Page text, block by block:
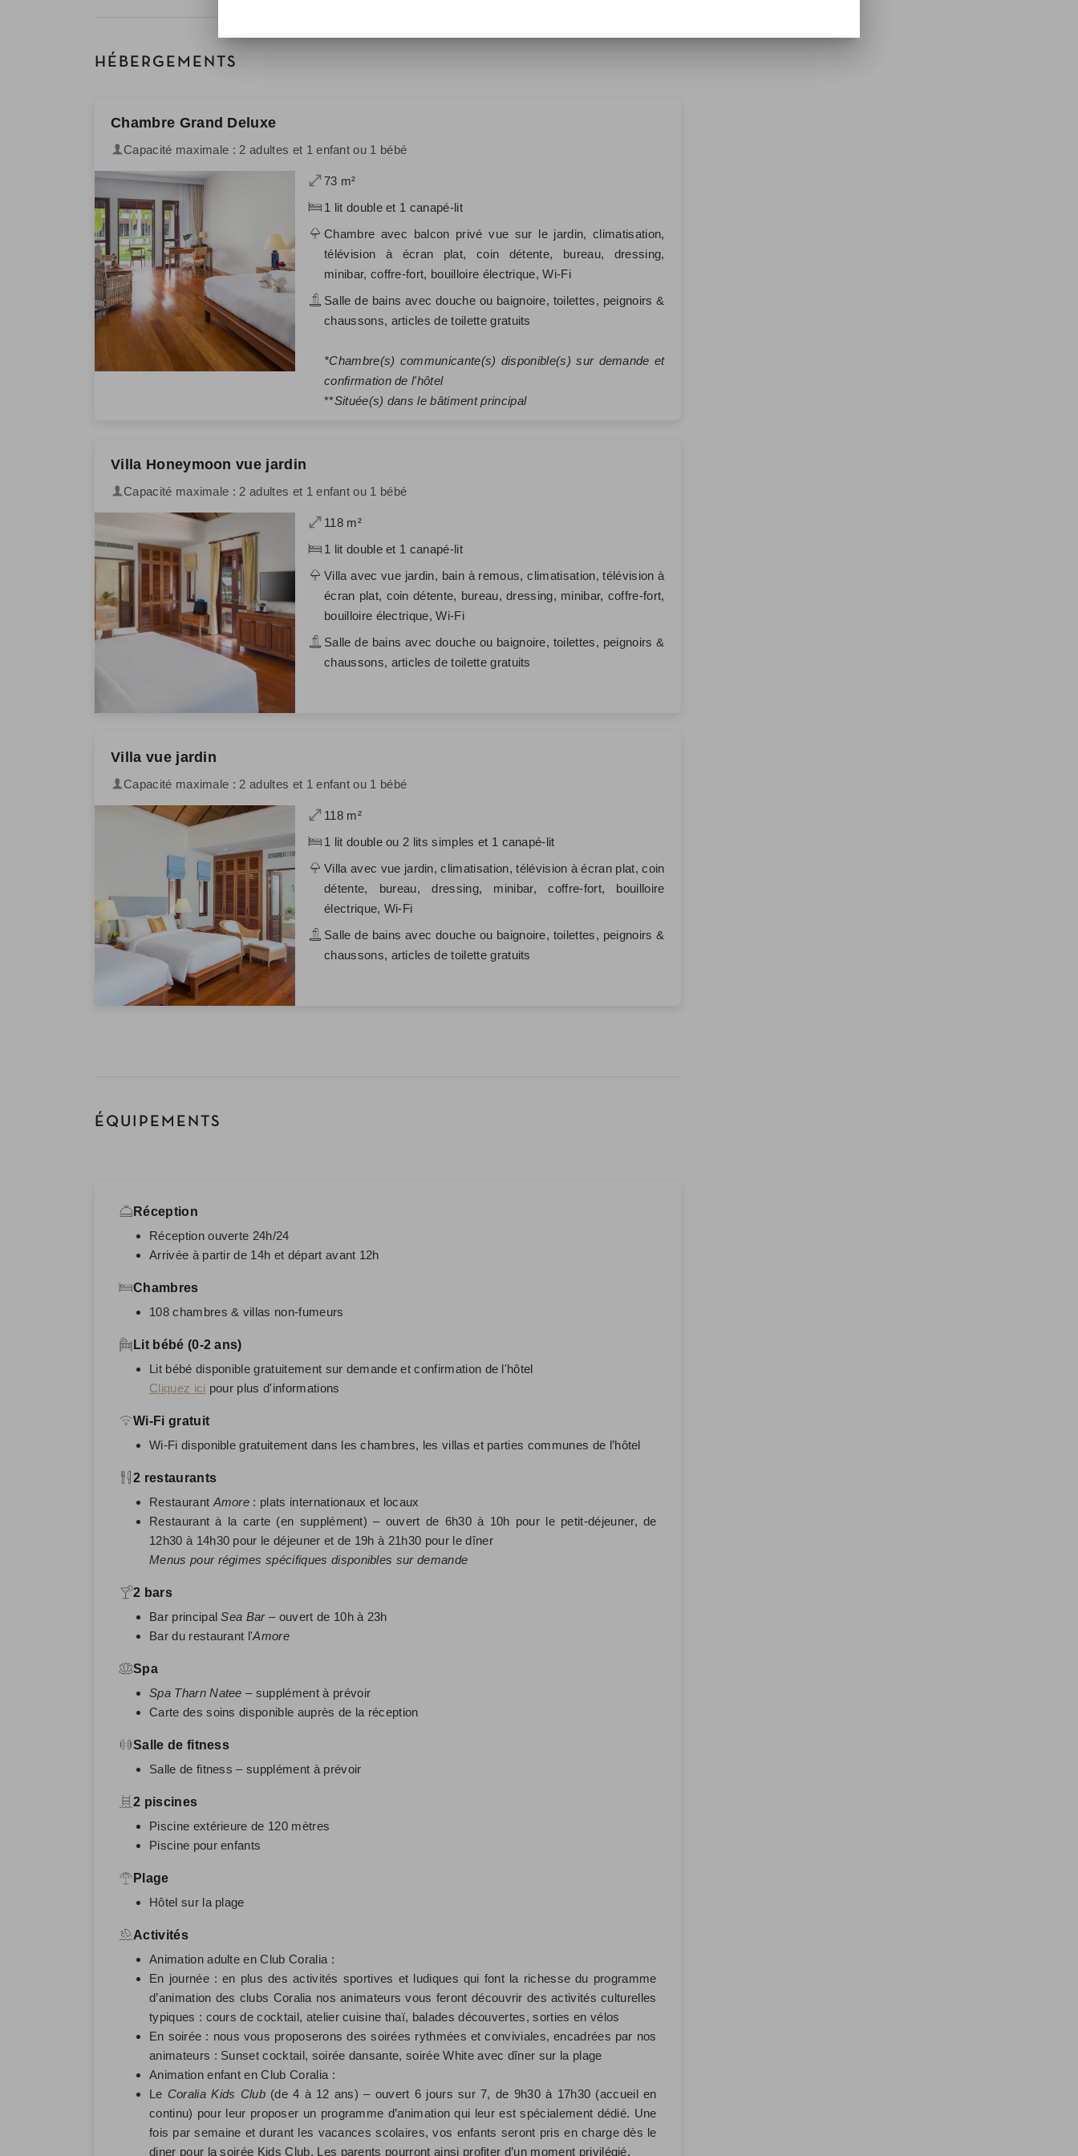
HÉBERGEMENTS
Chambre Grand Deluxe
Capacité maximale : 2 adultes et 1 enfant ou 1 bébé
73 m²
1 lit double et 1 canapé-lit
Chambre avec balcon privé vue sur le jardin, climatisation,
télévision à écran plat, coin détente, bureau, dressing,
minibar, coffre-fort, bouilloire électrique, Wi-Fi
Salle de bains avec douche ou baignoire, toilettes, peignoirs &
chaussons, articles de toilette gratuits
*Chambre(s) communicante(s) disponible(s) sur demande et
confirmation de l'hôtel
**Située(s) dans le bâtiment principal
Villa Honeymoon vue jardin
Capacité maximale : 2 adultes et 1 enfant ou 1 bébé
118 m²
1 lit double et 1 canapé-lit
Villa avec vue jardin, bain à remous, climatisation, télévision à
écran plat, coin détente, bureau, dressing, minibar, coffre-fort,
bouilloire électrique, Wi-Fi
Salle de bains avec douche ou baignoire, toilettes, peignoirs &
chaussons, articles de toilette gratuits
Villa vue jardin
Capacité maximale : 2 adultes et 1 enfant ou 1 bébé
118 m²
1 lit double ou 2 lits simples et 1 canapé-lit
Villa avec vue jardin, climatisation, télévision à écran plat, coin
détente, bureau, dressing, minibar, coffre-fort, bouilloire
électrique, Wi-Fi
Salle de bains avec douche ou baignoire, toilettes, peignoirs &
chaussons, articles de toilette gratuits
ÉQUIPEMENTS
Réception
Réception ouverte 24h/24
Arrivée à partir de 14h et départ avant 12h
Chambres
108 chambres & villas non-fumeurs
Lit bébé (0-2 ans)
Lit bébé disponible gratuitement sur demande et confirmation de l'hôtel
Cliquez ici pour plus d'informations
Wi-Fi gratuit
Wi-Fi disponible gratuitement dans les chambres, les villas et parties communes de l’hôtel
2 restaurants
Restaurant Amore : plats internationaux et locaux
Restaurant à la carte (en supplément) – ouvert de 6h30 à 10h pour le petit-déjeuner, de
12h30 à 14h30 pour le déjeuner et de 19h à 21h30 pour le dîner
Menus pour régimes spécifiques disponibles sur demande
2 bars
Bar principalSea Bar– ouvert de 10h à 23h
Bar du restaurant l'Amore
Spa
Spa Tharn Natee – supplément à prévoir
Carte des soins disponible auprès de la réception
Salle de fitness
Salle de fitness – supplément à prévoir
2 piscines
Piscine extérieure de 120 mètres
Piscine pour enfants
Plage
Hôtel sur la plage
Activités
Animation adulte en Club Coralia :
En journée : en plus des activités sportives et ludiques qui font la richesse du programme
d’animation des clubs Coralia nos animateurs vous feront découvrir des activités culturelles
typiques : cours de cocktail, atelier cuisine thaï, balades découvertes, sorties en vélos
En soirée : nous vous proposerons des soirées rythmées et conviviales, encadrées par nos
animateurs : Sunset cocktail, soirée dansante, soirée White avec dîner sur la plage
Animation enfant en Club Coralia :
Le Coralia Kids Club(de 4 à 12 ans) – ouvert 6 jours sur 7, de 9h30 à 17h30 (accueil en
continu) pour leur proposer un programme d’animation qui leur est spécialement dédié. Une
fois par semaine et durant les vacances scolaires, vos enfants seront pris en charge dès le
diner pour la soirée Kids Club. Les parents pourront ainsi profiter d’un moment privilégié.